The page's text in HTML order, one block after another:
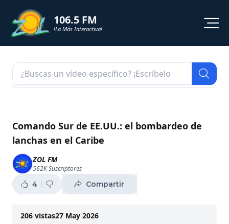
106.5 FM
!La Más Interactiva!
NOTICIAS
SHORTS
PODCAST
ZOL TV
Comando Sur de EE.UU.: el bombardeo de
lanchas en el Caribe
ZOL FM
562KSuscriptores
4 Compartir
206 vistas27 May 2026